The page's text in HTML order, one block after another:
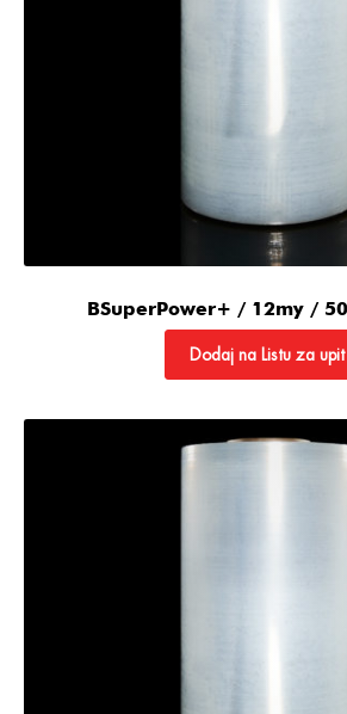
BSuperPower+ / 12my /
Dodaj na Listu za upit